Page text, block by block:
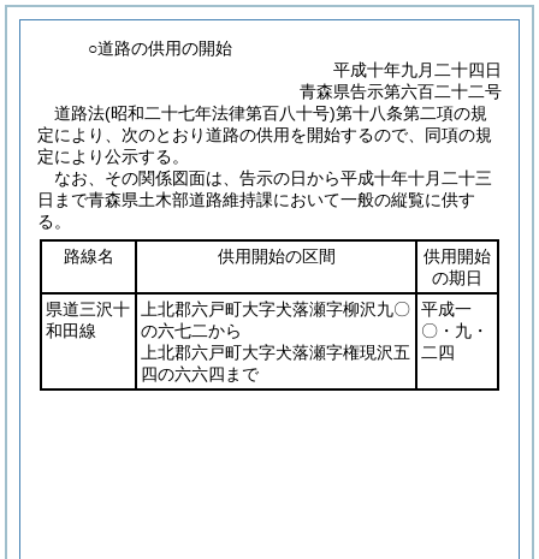
○道路の供用の開始
平成十年九月二十四日
青森県告示第六百二十二号
道路法(昭和二十七年法律第百八十号)第十八条第二項の規
定により、次のとおり道路の供用を開始するので、同項の規
定により公示する。
なお、その関係図面は、告示の日から平成十年十月二十三
日まで青森県土木部道路維持課において一般の縦覧に供す
る。
路線名
供用開始の区間
供用開始
の期日
県道三沢十
和田線
上北郡六戸町大字犬落瀬字柳沢九〇
の六七二から
上北郡六戸町大字犬落瀬字権現沢五
四の六六四まで
平成一
〇・九・
二四